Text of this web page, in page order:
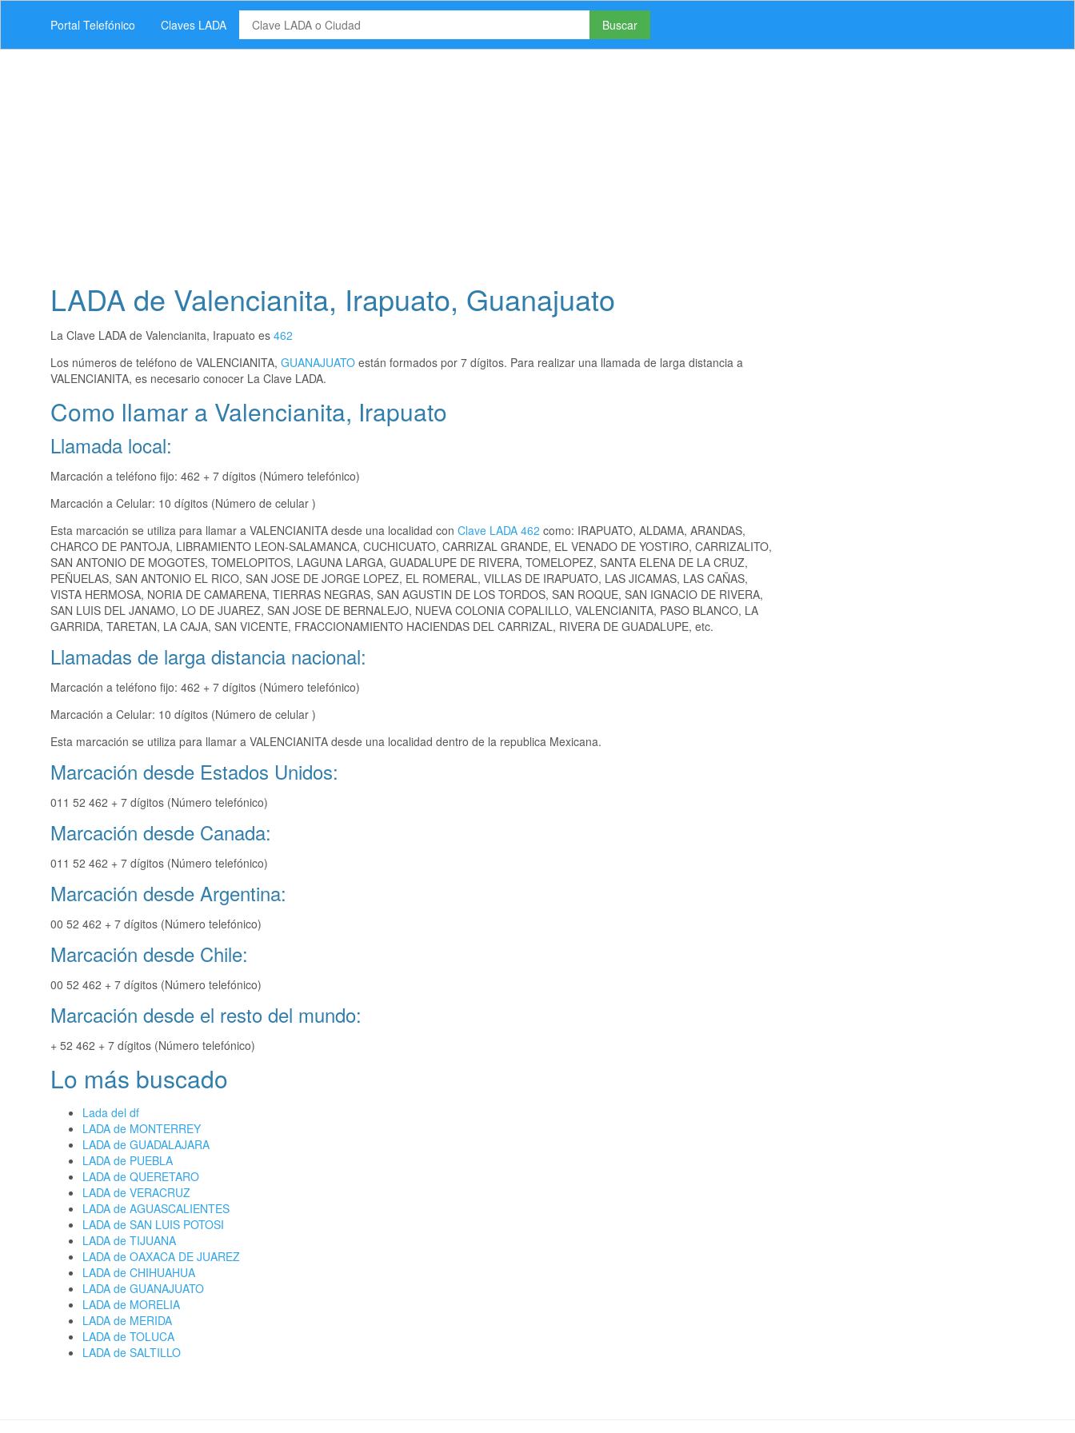
Portal Telefónico Claves LADA Buscar
LADA de Valencianita, Irapuato, Guanajuato
La Clave LADA de Valencianita, Irapuato es 462
Los números de teléfono de VALENCIANITA, GUANAJUATO están formados por 7 dígitos. Para realizar una llamada de larga distancia a
VALENCIANITA, es necesario conocer La Clave LADA.
Como llamar a Valencianita, Irapuato
Llamada local:
Marcación a teléfono fijo: 462 + 7 dígitos (Número telefónico)
Marcación a Celular: 10 dígitos (Número de celular )
Esta marcación se utiliza para llamar a VALENCIANITA desde una localidad con Clave LADA 462 como: IRAPUATO, ALDAMA, ARANDAS,
CHARCO DE PANTOJA, LIBRAMIENTO LEON-SALAMANCA, CUCHICUATO, CARRIZAL GRANDE, EL VENADO DE YOSTIRO, CARRIZALITO,
SAN ANTONIO DE MOGOTES, TOMELOPITOS, LAGUNA LARGA, GUADALUPE DE RIVERA, TOMELOPEZ, SANTA ELENA DE LA CRUZ,
PEÑUELAS, SAN ANTONIO EL RICO, SAN JOSE DE JORGE LOPEZ, EL ROMERAL, VILLAS DE IRAPUATO, LAS JICAMAS, LAS CAÑAS,
VISTA HERMOSA, NORIA DE CAMARENA, TIERRAS NEGRAS, SAN AGUSTIN DE LOS TORDOS, SAN ROQUE, SAN IGNACIO DE RIVERA,
SAN LUIS DEL JANAMO, LO DE JUAREZ, SAN JOSE DE BERNALEJO, NUEVA COLONIA COPALILLO, VALENCIANITA, PASO BLANCO, LA
GARRIDA, TARETAN, LA CAJA, SAN VICENTE, FRACCIONAMIENTO HACIENDAS DEL CARRIZAL, RIVERA DE GUADALUPE, etc.
Llamadas de larga distancia nacional:
Marcación a teléfono fijo: 462 + 7 dígitos (Número telefónico)
Marcación a Celular: 10 dígitos (Número de celular )
Esta marcación se utiliza para llamar a VALENCIANITA desde una localidad dentro de la republica Mexicana.
Marcación desde Estados Unidos:
011 52 462 + 7 dígitos (Número telefónico)
Marcación desde Canada:
011 52 462 + 7 dígitos (Número telefónico)
Marcación desde Argentina:
00 52 462 + 7 dígitos (Número telefónico)
Marcación desde Chile:
00 52 462 + 7 dígitos (Número telefónico)
Marcación desde el resto del mundo:
+ 52 462 + 7 dígitos (Número telefónico)
Lo más buscado
Lada del df
LADA de MONTERREY
LADA de GUADALAJARA
LADA de PUEBLA
LADA de QUERETARO
LADA de VERACRUZ
LADA de AGUASCALIENTES
LADA de SAN LUIS POTOSI
LADA de TIJUANA
LADA de OAXACA DE JUAREZ
LADA de CHIHUAHUA
LADA de GUANAJUATO
LADA de MORELIA
LADA de MERIDA
LADA de TOLUCA
LADA de SALTILLO